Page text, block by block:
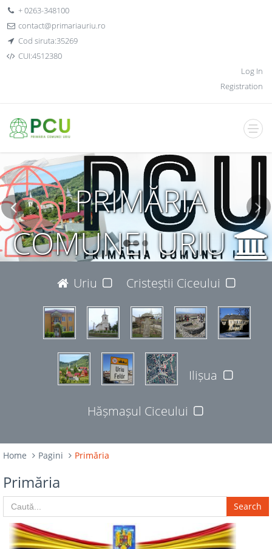
+ 0263-348100
contact@primariauriu.ro
Cod siruta:35269
CUI:4512380
Log In
Registration
PRIMĂRIA
COMUNEI URIU
JUDEȚUL BISTRIȚA-NĂSĂUD 427365
Uriu Cristeștii Ciceului
Ilișua
Hășmașul Ciceului
Home Pagini Primăria
Primăria
Search